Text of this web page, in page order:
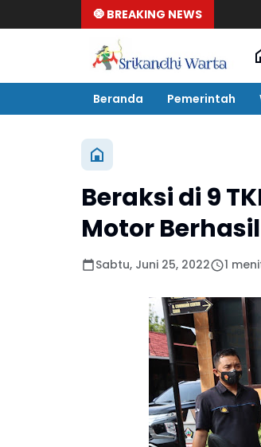
🧿 BREAKING NEWS
Beranda Pemerintah
Beraksi di 9
Motor
Sabtu, Juni 25, 2022 1